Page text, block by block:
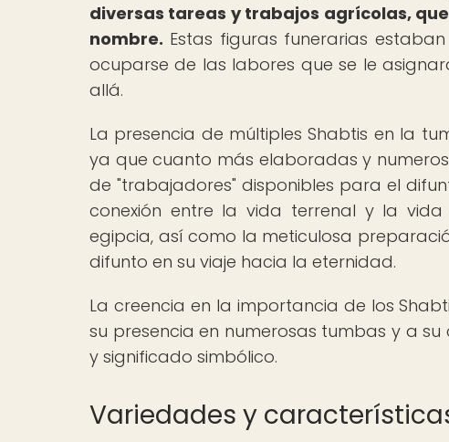
diversas tareas y trabajos agrícolas,
nombre. Estas figuras funerarias
ocuparse de las labores que se le
allá.
La presencia de múltiples Shabtis en la
ya que cuanto más elaboradas y
de "trabajadores" disponibles para el
conexión entre la vida terrenal y la
egipcia, así como la meticulosa
difunto en su viaje hacia la eternidad.
La creencia en la importancia de los
su presencia en numerosas tumbas y a
y significado simbólico.
Variedades y